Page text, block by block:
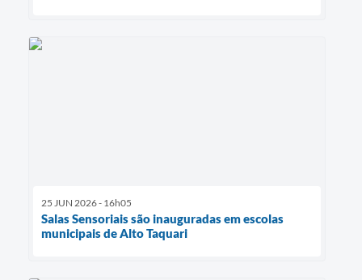
25 JUN 2026 - 16h05
Salas Sensoriais são inauguradas em escolas
municipais de Alto Taquari